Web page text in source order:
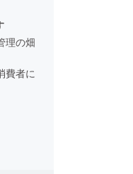
理の畑
費者に
確か